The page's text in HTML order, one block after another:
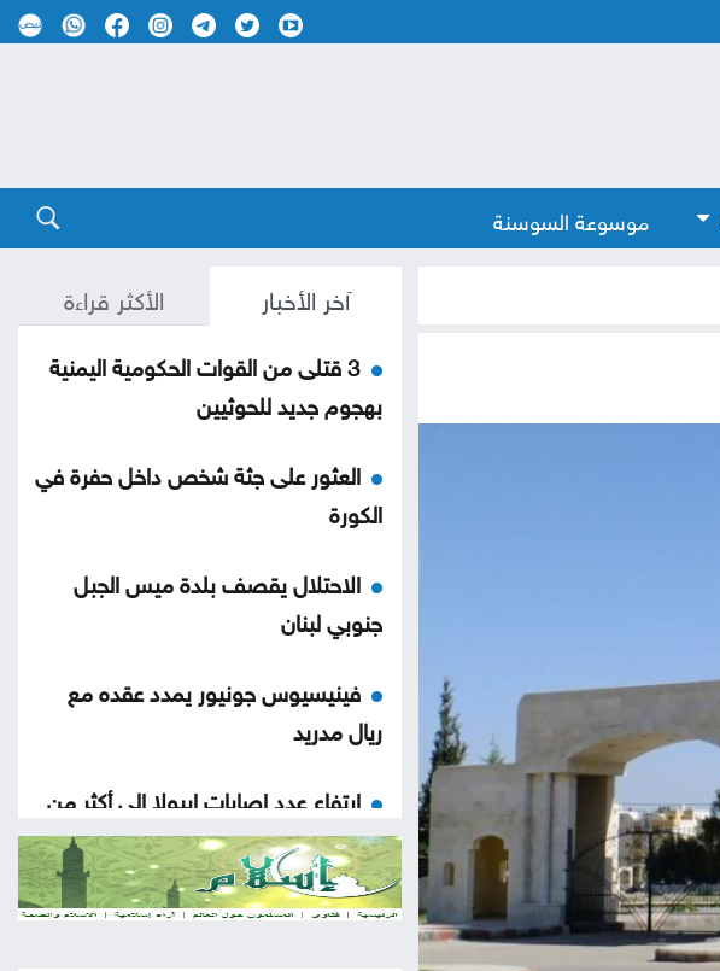
موسوعة السوسنة
آخر الأخبار الأكثر قراءة
3 قتلى من القوات الحكومية اليمنية
بهجوم جديد للحوثيين
العثور على جثة شخص داخل حفرة في
الكورة
الاحتلال يقصف بلدة ميس الجبل
جنوبي لبنان
فينيسيوس جونيور يمدد عقده مع
ريال مدريد
ارتفاع عدد إصابات إيبولا إلى أكثر من
4 آلاف بالكونغو
راقصة بأحد مطاعم عمّان تغضب